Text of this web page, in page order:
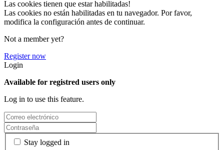
Las cookies tienen que estar habilitadas!
Las cookies no están habilitadas en tu navegador. Por favor,
modifica la configuración antes de continuar.
Not a member yet?
Register now
Login
Available for registred users only
Log in to use this feature.
Stay logged in